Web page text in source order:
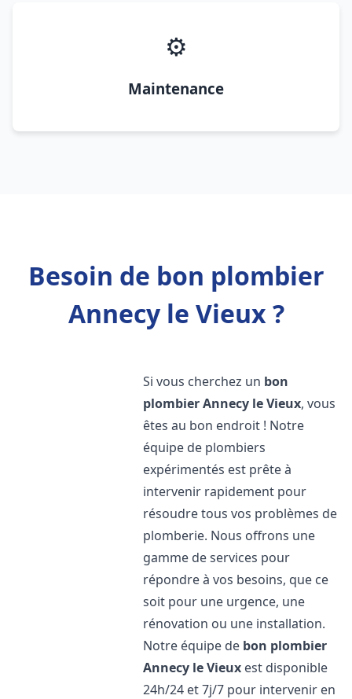
⚙️
Maintenance
Besoin de bon plombier
Annecy le Vieux ?
Si vous cherchez un bon
plombierAnnecy le Vieux, vous
êtes au bon endroit ! Notre
équipe de plombiers
expérimentés est prête à
intervenir rapidement pour
résoudre tous vos problèmes de
plomberie. Nous offrons une
gamme de services pour
répondre à vos besoins, que ce
soit pour une urgence, une
rénovation ou une installation.
Notre équipe de bon plombier
Annecy le Vieux est disponible
24h/24 et 7j/7 pour intervenir en